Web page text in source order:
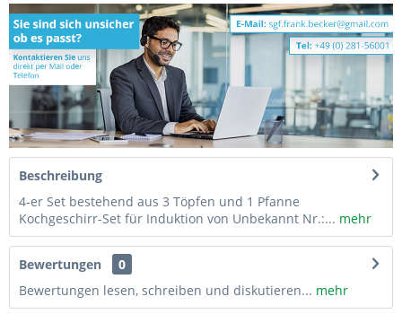
Beschreibung
4-er Set bestehend aus 3 Töpfen und 1 Pfanne
Kochgeschirr-Set für Induktion von Unbekannt Nr.:... mehr
Bewertungen
0
Bewertungen lesen, schreiben und diskutieren... mehr